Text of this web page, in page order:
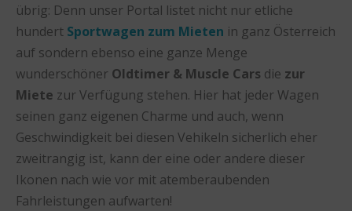
übrig: Denn unser Portal listet nicht nur etliche
hundert Sportwagen zum Mieten in ganz Österreich
auf sondern ebenso eine ganze Menge
wunderschöner Oldtimer & Muscle Cars die zur
Miete zur Verfügung stehen. Hier hat jeder Wagen
seinen ganz eigenen Charme und auch, wenn
Geschwindigkeit bei diesen Vehikeln sicherlich eher
zweitrangig ist, kann der eine oder andere dieser
Ikonen nach wie vor mit atemberaubenden
Fahrleistungen aufwarten!